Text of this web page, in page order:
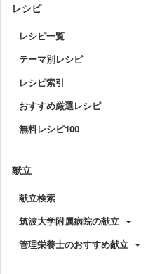
レシピ
レシピ一覧
テーマ別レシピ
レシピ索引
おすすめ厳選レシピ
無料レシピ100
献立
献立検索
筑波大学附属病院の献立
管理栄養士のおすすめ献立